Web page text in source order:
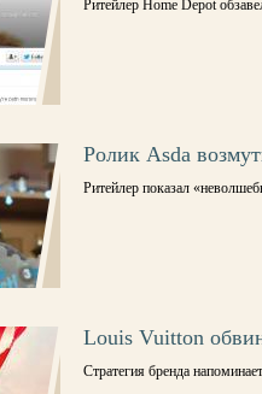
Ритейлер Home Depot
Ролик Asda
Ритейлер показал
Louis Vuitton
Стратегия бренда